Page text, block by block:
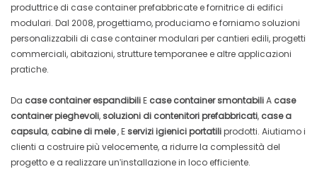
produttrice di case container prefabbricate e fornitrice di edifici
modulari. Dal 2008, progettiamo, produciamo e forniamo soluzioni
personalizzabili di case container modulari per cantieri edili, progetti
commerciali, abitazioni, strutture temporanee e altre applicazioni
pratiche.
Da case container espandibiliE case container smontabiliA case
container pieghevoli,soluzioni di contenitori prefabbricati, case a
capsula, cabine di mele, Eservizi igienici portatiliprodotti. Aiutiamo i
clienti a costruire più velocemente, a ridurre la complessità del
progetto e a realizzare un'installazione in loco efficiente.